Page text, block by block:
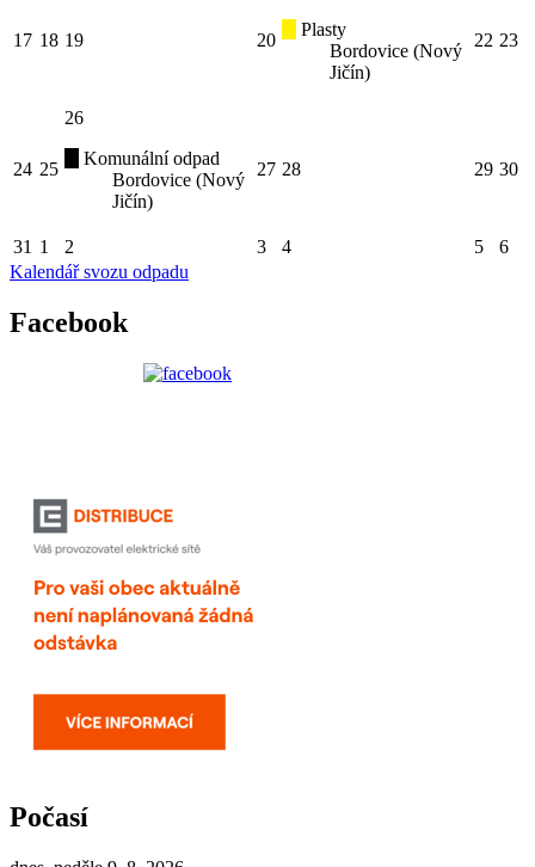
17 18 19 20
Plasty
Bordovice (Nový
Jičín)
22 23
24 25
26
Komunální odpad
Bordovice (Nový
Jičín)
27 28 29 30
31 1 2 3 4 5
6
Kalendář svozu odpadu
Facebook
Počasí